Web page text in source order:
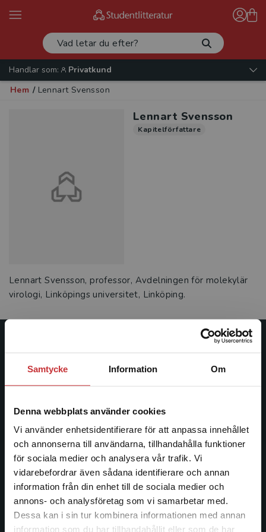
Samtycke Information Om
Denna webbplats använder cookies
Vi använder enhetsidentifierare för att anpassa innehållet
och annonserna till användarna, tillhandahålla funktioner
för sociala medier och analysera vår trafik. Vi
vidarebefordrar även sådana identifierare och annan
information från din enhet till de sociala medier och
annons- och analysföretag som vi samarbetar med.
Dessa kan i sin tur kombinera informationen med annan
information som du har tillhandahållit eller som de har
Begränsad fraktregion
Handlar som:
Privatkund
Hem / Lennart Svensson
Lennart Svensson
Kapitelförfattare
Lennart Svensson, professor, Avdelningen för molekylär
virologi, Linköpings universitet, Linköping.
Studentlitteratur
Studentlitteratur grundades 1963 och är idag Sveriges
facklitteratur, utbildningar och digitala
informationstjänster i utbudet, finns Studentlitteratur med
längs hela kunskapsresan.
Kontakta oss
Kontakta oss
046-31 20 00